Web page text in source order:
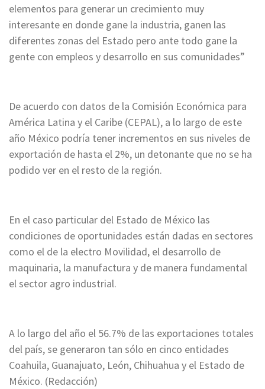
elementos para generar un crecimiento muy
interesante en donde gane la industria, ganen las
diferentes zonas del Estado pero ante todo gane la
gente con empleos y desarrollo en sus comunidades”
De acuerdo con datos de la Comisión Económica para
América Latina y el Caribe (CEPAL), a lo largo de este
año México podría tener incrementos en sus niveles de
exportación de hasta el 2%, un detonante que no se ha
podido ver en el resto de la región.
En el caso particular del Estado de México las
condiciones de oportunidades están dadas en sectores
como el de la electro Movilidad, el desarrollo de
maquinaria, la manufactura y de manera fundamental
el sector agro industrial.
A lo largo del año el 56.7% de las exportaciones totales
del país, se generaron tan sólo en cinco entidades
Coahuila, Guanajuato, León, Chihuahua y el Estado de
México. (Redacción)